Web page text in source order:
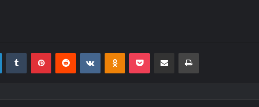
LinkedInTumblr PinterestReddit VKontakteOdnoklassniki
Pocket E-Posta ile paylaş Yazdır